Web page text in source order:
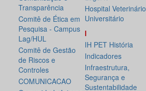
Transparência
Comitê de Ética em
Pesquisa - Campus
Lag/HUL
Comitê de Gestão
de Riscos e
Controles
COMUNICACAO
Hospital Veterinário
Universitário
I
IH PET História
Indicadores
Infraestrutura,
Segurança e
Sustentabilidade